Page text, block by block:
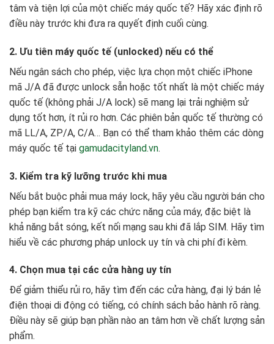
tâm và tiện lợi của một chiếc máy quốc tế? Hãy xác định rõ
điều này trước khi đưa ra quyết định cuối cùng.
2. Ưu tiên máy quốc tế (unlocked) nếu có thể
Nếu ngân sách cho phép, việc lựa chọn một chiếc iPhone
mã J/A đã được unlock sẵn hoặc tốt nhất là một chiếc máy
quốc tế (không phải J/A lock) sẽ mang lại trải nghiệm sử
dụng tốt hơn, ít rủi ro hơn. Các phiên bản quốc tế thường có
mã LL/A, ZP/A, C/A… Bạn có thể tham khảo thêm các dòng
máy quốc tế tại gamudacityland.vn.
3. Kiểm tra kỹ lưỡng trước khi mua
Nếu bắt buộc phải mua máy lock, hãy yêu cầu người bán cho
phép bạn kiểm tra kỹ các chức năng của máy, đặc biệt là
khả năng bắt sóng, kết nối mạng sau khi đã lắp SIM. Hãy tìm
hiểu về các phương pháp unlock uy tín và chi phí đi kèm.
4. Chọn mua tại các cửa hàng uy tín
Để giảm thiểu rủi ro, hãy tìm đến các cửa hàng, đại lý bán lẻ
điện thoại di động có tiếng, có chính sách bảo hành rõ ràng.
Điều này sẽ giúp bạn phần nào an tâm hơn về chất lượng sản
phẩm.